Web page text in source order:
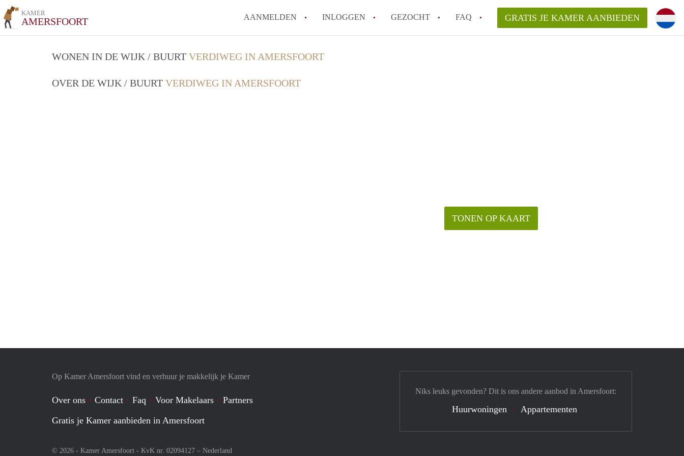
KAMER
AMERSFOORT AANMELDEN INLOGGEN GEZOCHT FAQ GRATIS JE KAMER AANBIEDEN
WONEN IN DE WIJK / BUURT VERDIWEG IN AMERSFOORT
OVER DE WIJK / BUURT VERDIWEG IN AMERSFOORT
TONEN OP KAART
Op Kamer Amersfoort vind en verhuur je makkelijk je Kamer
Over ons Contact Faq Voor Makelaars
Partners
Gratis je Kamer aanbieden in Amersfoort
© 2026 - Kamer Amersfoort - KvK nr. 02094127 – Nederland
Niks leuks gevonden? Dit is ons andere aanbod in Amersfoort:
Huurwoningen Appartementen